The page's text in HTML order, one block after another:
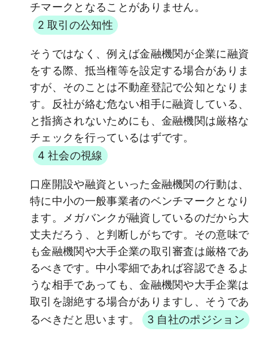
チマークとなることがありません。
2 取引の公知性
そうではなく、例えば金融機関が企業に融資
をする際、抵当権等を設定する場合がありま
すが、そのことは不動産登記で公知となりま
す。反社が絡む危ない相手に融資している、
と指摘されないためにも、金融機関は厳格な
チェックを行っているはずです。
4 社会の視線
口座開設や融資といった金融機関の行動は、
特に中小の一般事業者のベンチマークとなり
ます。メガバンクが融資しているのだから大
丈夫だろう、と判断しがちです。その意味で
も金融機関や大手企業の取引審査は厳格であ
るべきです。中小零細であれば容認できるよ
うな相手であっても、金融機関や大手企業は
取引を謝絶する場合がありますし、そうであ
るべきだと思います。
3 自社のポジション